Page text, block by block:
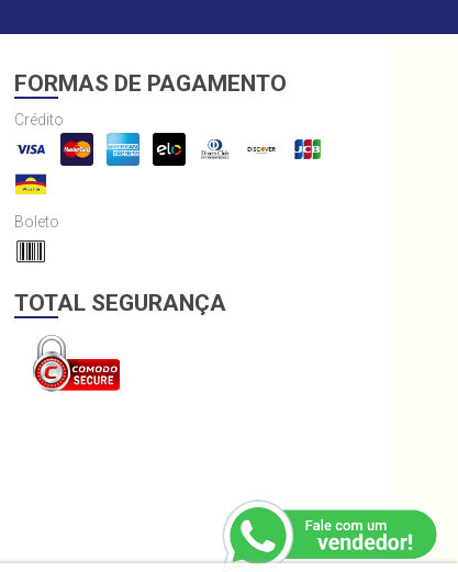
FORMAS DE PAGAMENTO
Crédito
Boleto
TOTAL SEGURANÇA